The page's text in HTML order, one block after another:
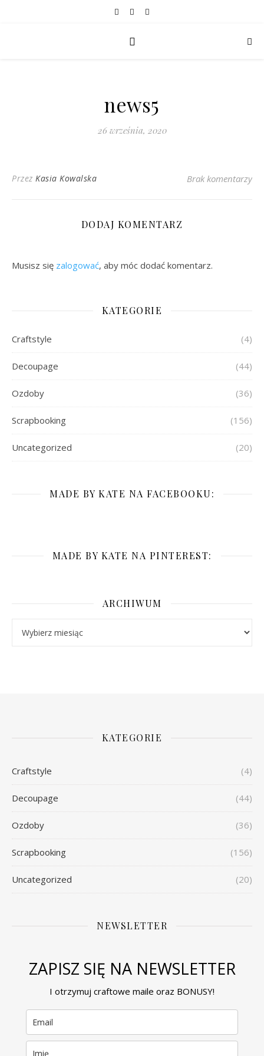
news5
26 września, 2020
Przez Kasia Kowalska Brak komentarzy
DODAJ KOMENTARZ
Musisz się zalogować, aby móc dodać komentarz.
KATEGORIE
Craftstyle (4)
Decoupage (44)
Ozdoby (36)
Scrapbooking (156)
Uncategorized (20)
MADE BY KATE NA FACEBOOKU:
MADE BY KATE NA PINTEREST:
ARCHIWUM
KATEGORIE
Craftstyle (4)
Decoupage (44)
Ozdoby (36)
Scrapbooking (156)
Uncategorized (20)
NEWSLETTER
ZAPISZ SIĘ NA NEWSLETTER
I otrzymuj craftowe maile oraz BONUSY!